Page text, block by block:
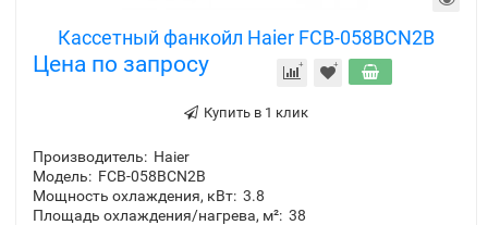
Кассетный фанкойл Haier FCB-058BCN2B
Производитель: Haier
Модель: FCB-058BCN2B
Мощность охлаждения, кВт: 3.8
Площадь охлаждения/нагрева, м²: 38
Цена по запросу
Купить в 1 клик